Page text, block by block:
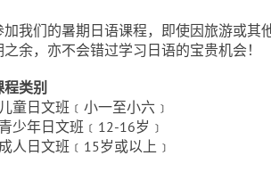
加我们的暑期日语课程，即使因旅游或其
之余，亦不会错过学习日语的宝贵机会！
程类别
童日文班﹝小一至小六﹞
少年日文班﹝12-16岁﹞
人日文班﹝15岁或以上﹞